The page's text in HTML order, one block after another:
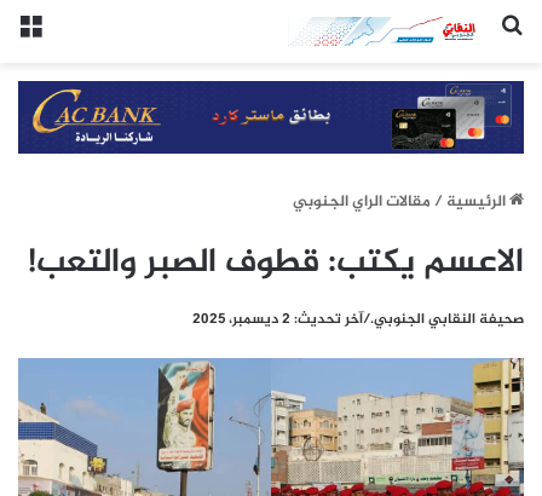
(النقابي الجنوبي:/خاص.)
الرئيسيِة/مقالات الراي الجنوبي
الاعسم يكتب: قطوف الصبر والتعب!
صحيفة النقابي الجنوبي./آخر تحديث: 2 ديسمبر، 2025